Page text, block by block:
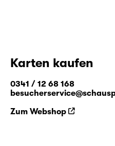
Karten kaufen
0341 / 12 68 168
Zum Webshop